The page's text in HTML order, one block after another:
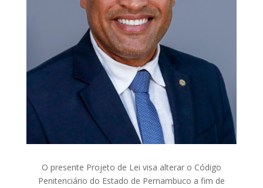
O presente Projeto de Lei visa alterar o Código
Penitenciário do Estado de Pernambuco a fim de